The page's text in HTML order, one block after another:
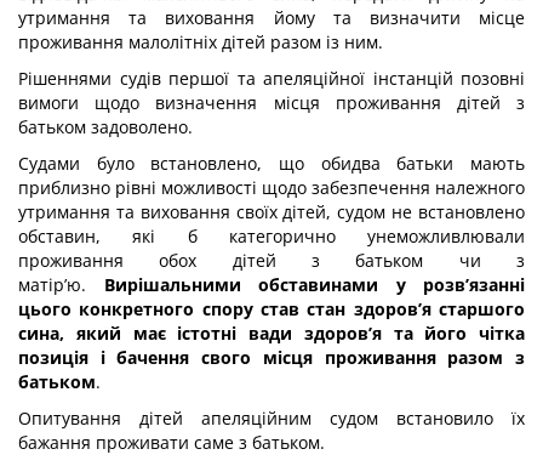
утримання та виховання йому та визначити місце
проживання малолітніх дітей разом із ним.
Рішеннями судів першої та апеляційної інстанцій позовні
вимоги щодо визначення місця проживання дітей з
батьком задоволено.
Судами було встановлено, що обидва батьки мають
приблизно рівні можливості щодо забезпечення належного
утримання та виховання своїх дітей, судом не встановлено
обставин, які б категорично унеможливлювали
проживання обох дітей з батьком чи з
матір’ю. Вирішальними обставинами у розв’язанні
цього конкретного спору став стан здоров’я старшого
сина, який має істотні вади здоров’я та його чітка
позиція і бачення свого місця проживання разом з
батьком.
Опитування дітей апеляційним судом встановило їх
бажання проживати саме з батьком.